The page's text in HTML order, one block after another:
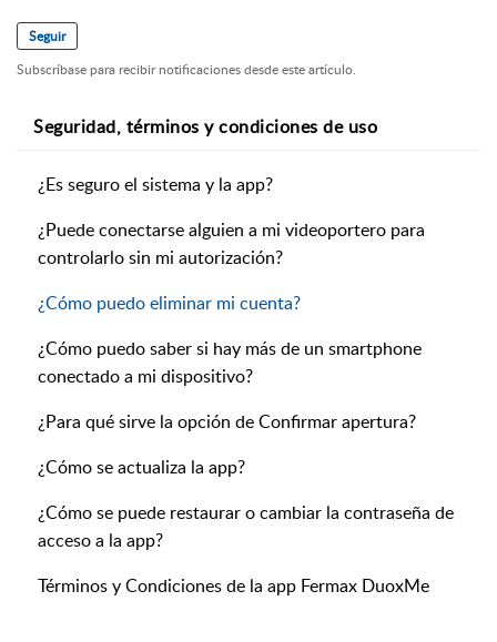
Seguir
Subscríbase para recibir notificaciones desde este artículo.
Seguridad, términos y condiciones de uso
¿Es seguro el sistema y la app?
¿Puede conectarse alguien a mi videoportero para
controlarlo sin mi autorización?
¿Cómo puedo eliminar mi cuenta?
¿Cómo puedo saber si hay más de un smartphone
conectado a mi dispositivo?
¿Para qué sirve la opción de Confirmar apertura?
¿Cómo se actualiza la app?
¿Cómo se puede restaurar o cambiar la contraseña de
acceso a la app?
Términos y Condiciones de la app Fermax DuoxMe